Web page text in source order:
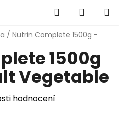
Hledat
KOŠÍK
/ Nutrin Complete 1500g -
1500g
Vegetable
hodnocení